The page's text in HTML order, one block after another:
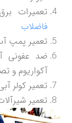
تعمیرات
فاضلاب
تعمیر پمپ
ضد عفونی
آکواریوم و
تعمیر کولر
تعمیر